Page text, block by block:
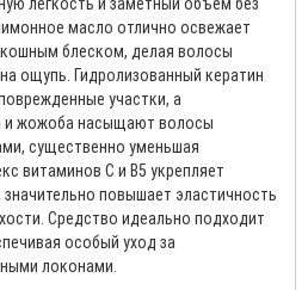
масло отлично освежает
блеском, делая волосы
ощупь. Гидролизованный кератин
участки, а
и жожоба насыщают волосы
существенно уменьшая
витаминов C и B5 укрепляет
повышает эластичность
Средство идеально подходит
особый уход за
локонами.